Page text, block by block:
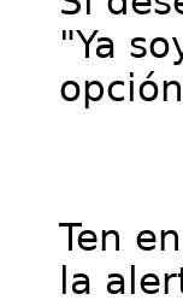
"Ya
Ten
la